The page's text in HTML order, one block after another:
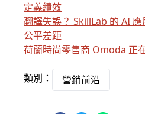
定義績效
翻譯失誤？ SkillLab 的 AI
公平差距
荷蘭時尚零售商 Omoda 正
類別： 營銷前沿